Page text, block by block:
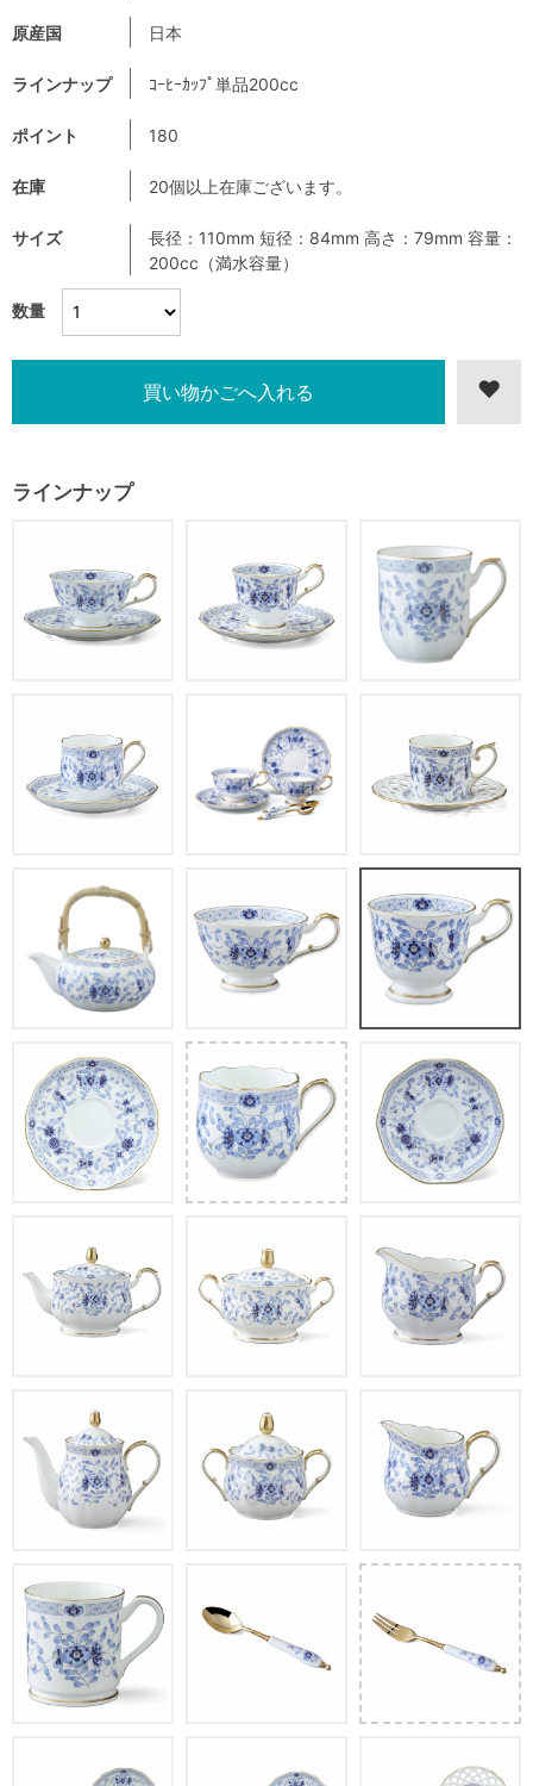
数量
原産国 日本
ラインナップ ｺｰﾋｰｶｯﾌﾟ単品200cc
ポイント 180
在庫 20個以上在庫ございます。
サイズ
長径：110mm 短径：84mm 高さ：79mm 容量：
200cc（満水容量）
ラインナップ